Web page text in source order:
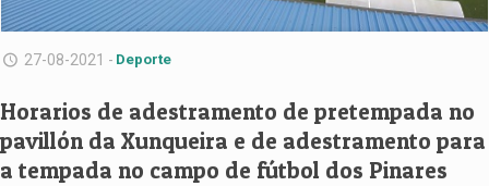
27-08-2021 - Deporte
Horarios de adestramento de pretempada no
pavillón da Xunqueira e de adestramento para
a tempada no campo de fútbol dos Pinares